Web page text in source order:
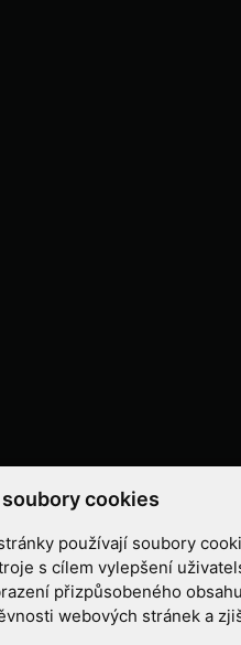
cookies
používají soubory
s cílem vylepšení
přizpůsobeného
webových stránek a